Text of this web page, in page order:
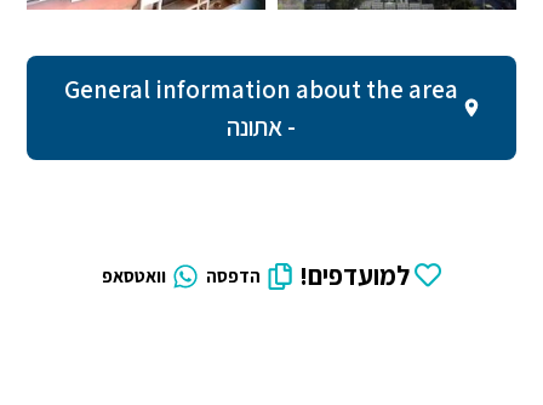
General information about the area
- אתונה
למועדפים! הדפסה וואטסאפ